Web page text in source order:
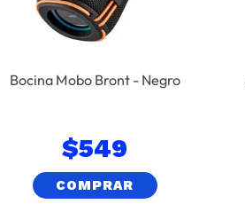
Bocina Mobo Bront - Negro
$549
COMPRAR